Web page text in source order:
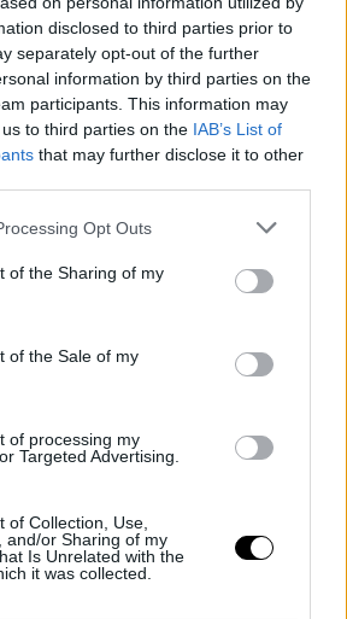
disclosed to third parties prior to
separately opt-out of the further
information by third parties on the
participants. This information may
to third parties on the IAB’s List of
that may further disclose it to other
Opt Outs
of the Sharing of my
of the Sale of my
of processing my
Targeted Advertising.
of Collection, Use,
and/or Sharing of my
Is Unrelated with the
it was collected.
bezárják a
(AP) – A hőség miatt rekordmagas
a pisztrángállományt,
nyugati államaiban délutáni
Ámító Alelnök
életét azzal töltötte, hogy
Amerikának, mégis képtelen